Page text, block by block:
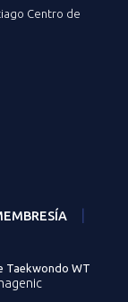
Centro de
Taekwondo WT